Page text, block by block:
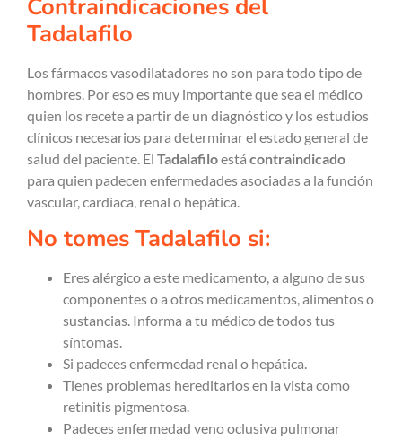
Contraindicaciones del
Tadalafilo
Los fármacos vasodilatadores no son para todo tipo de
hombres. Por eso es muy importante que sea el médico
quien los recete a partir de un diagnóstico y los estudios
clínicos necesarios para determinar el estado general de
salud del paciente. El Tadalafiloestá contraindicado
para quien padecen enfermedades asociadas a la función
vascular, cardíaca, renal o hepática.
No tomes Tadalafilo si:
Eres alérgico a este medicamento, a alguno de sus
componentes o a otros medicamentos, alimentos o
sustancias. Informa a tu médico de todos tus
síntomas.
Si padeces enfermedad renal o hepática.
Tienes problemas hereditarios en la vista como
retinitis pigmentosa.
Padeces enfermedad veno oclusiva pulmonar